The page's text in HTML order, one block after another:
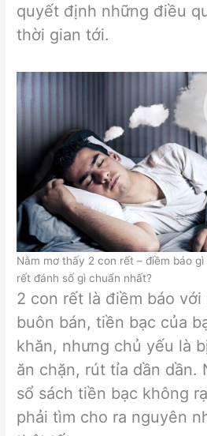
quyết định những điều
thời gian tới.
Nằm mơ thấy 2 con rết – điềm báo
rết đánh số gì chuẩn nhất?
2 con rết là điềm báo với
buôn bán, tiền bạc của
khăn, nhưng chủ yếu là
ăn chặn, rút tỉa dần dần.
sổ sách tiền bạc không
phải tìm cho ra nguyên